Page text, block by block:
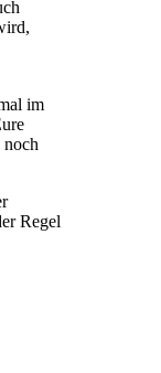
im
noch
Regel